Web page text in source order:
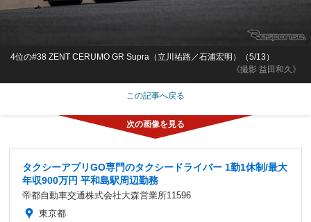
《撮影 益田和久》
4位の#38 ZENT CERUMO GR Supra（立川祐路／石浦宏明）（5/13）
この記事へ戻る
タクシーアプリGO専門のタクシードライバー 1勤1休制/最大
年収900万円 平和島駅周辺勤務
帝都自動車交通株式会社大森営業所11596
東京都